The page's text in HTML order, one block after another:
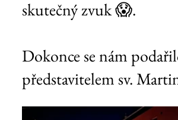
skutečný zvuk 😱.
Dokonce se nám
představitelem sv.